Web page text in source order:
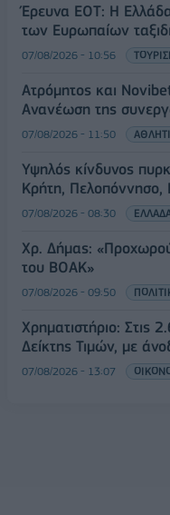
Έρευνα ΕΟΤ: Η Ελλάδα
των Ευρωπαίων
07/08/2026 - 10:56
Ατρόμητος και
Ανανέωση της
07/08/2026 - 11:50
Υψηλός κίνδυνος
Κρήτη, Πελοπόννησο,
07/08/2026 - 08:30
Χρ. Δήμας:
του ΒΟΑΚ»
07/08/2026 - 09:50
Χρηματιστήριο: Στις
Δείκτης Τιμών, με
07/08/2026 - 13:07